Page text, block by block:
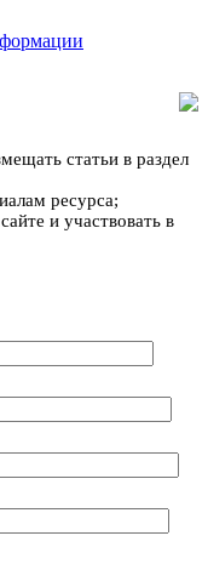
статьи в раздел
ресурса;
и участвовать в